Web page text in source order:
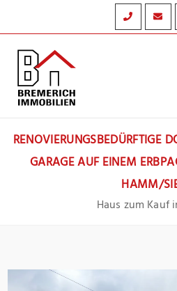
Inhalt
springen
RENOVIERUNGSBEDÜRFTIGE
GARAGE AUF EINEM
HAMM/
Haus zum Kauf